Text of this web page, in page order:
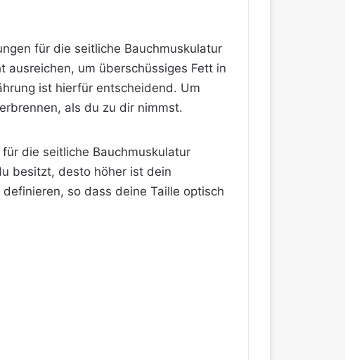
für die seitliche Bauchmuskulatur
um überschüssiges Fett in
ist hierfür entscheidend. Um
als du zu dir nimmst.
die seitliche Bauchmuskulatur
besitzt, desto höher ist dein
so dass deine Taille optisch